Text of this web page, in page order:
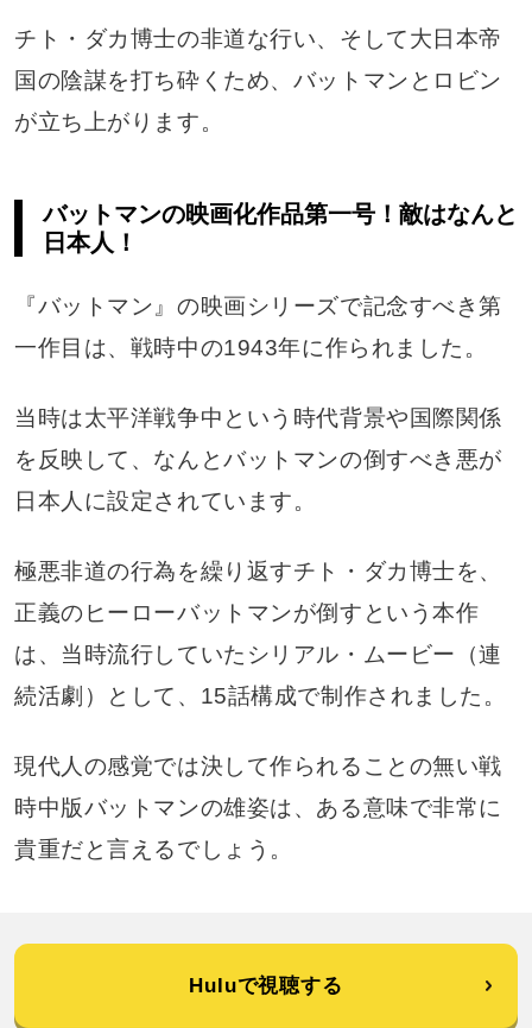
チト・ダカ博士の非道な行い、そして大日本帝
国の陰謀を打ち砕くため、バットマンとロビン
が立ち上がります。
バットマンの映画化作品第一号！敵はなんと
日本人！
『バットマン』の映画シリーズで記念すべき第
一作目は、戦時中の1943年に作られました。
当時は太平洋戦争中という時代背景や国際関係
を反映して、なんとバットマンの倒すべき悪が
日本人に設定されています。
極悪非道の行為を繰り返すチト・ダカ博士を、
正義のヒーローバットマンが倒すという本作
は、当時流行していたシリアル・ムービー（連
続活劇）として、15話構成で制作されました。
現代人の感覚では決して作られることの無い戦
時中版バットマンの雄姿は、ある意味で非常に
貴重だと言えるでしょう。
Huluで視聴する